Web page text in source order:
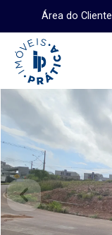
Área do Cliente